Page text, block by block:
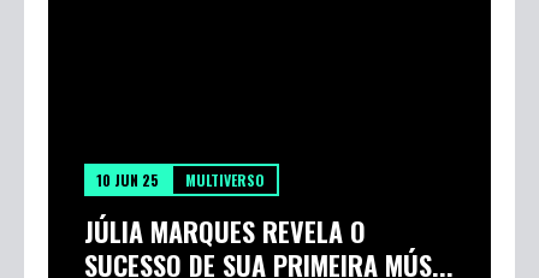
10 JUN 25 MULTIVERSO
JÚLIA MARQUES REVELA O
SUCESSO DE SUA PRIMEIRA MÚS...